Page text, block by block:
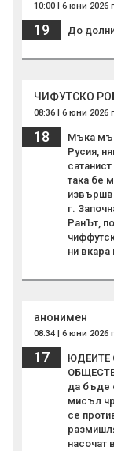
10:00 | 6 юни 2026
19 До
ЧИФУТСКО
08:36 | 6 юни 2026
18
Мъка
Русия,
така бе
г.
РанЪт,
ни
анонимен
08:34 | 6 юни 2026
17
ЮДЕИТЕ
да бъде
мисъл
се
насочат